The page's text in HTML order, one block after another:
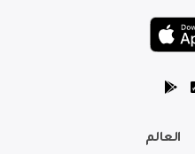
العالم